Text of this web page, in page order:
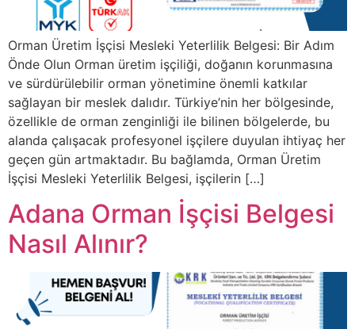
Orman Üretim İşçisi Mesleki Yeterlilik Belgesi: Bir Adım
Önde Olun Orman üretim işçiliği, doğanın korunmasına
ve sürdürülebilir orman yönetimine önemli katkılar
sağlayan bir meslek dalıdır. Türkiye’nin her bölgesinde,
özellikle de orman zenginliği ile bilinen bölgelerde, bu
alanda çalışacak profesyonel işçilere duyulan ihtiyaç her
geçen gün artmaktadır. Bu bağlamda, Orman Üretim
İşçisi Mesleki Yeterlilik Belgesi, işçilerin […]
Adana Orman İşçisi Belgesi
Nasıl Alınır?